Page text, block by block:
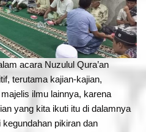
acara Nuzulul Qura’an
terutama kajian-kajian,
ilmu lainnya, karena
yang kita ikuti itu di dalamnya
pikiran dan